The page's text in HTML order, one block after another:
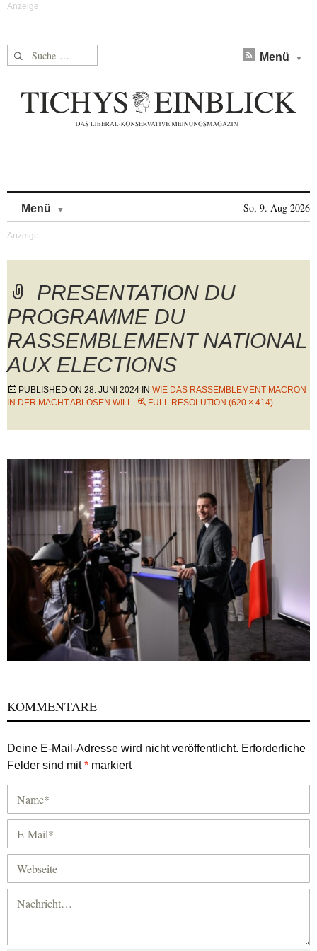
Suche nach: Menü
Menü So, 9. Aug 2026
PRESENTATION DU
PROGRAMME DU
RASSEMBLEMENT NATIONAL
AUX ELECTIONS
PUBLISHED ON 28. JUNI 2024 IN WIE DAS RASSEMBLEMENT MACRON
IN DER MACHT ABLÖSEN WILL
FULL RESOLUTION (620 × 414)
KOMMENTARE
Deine E-Mail-Adresse wird nicht veröffentlicht. Erforderliche
Felder sind mit* markiert